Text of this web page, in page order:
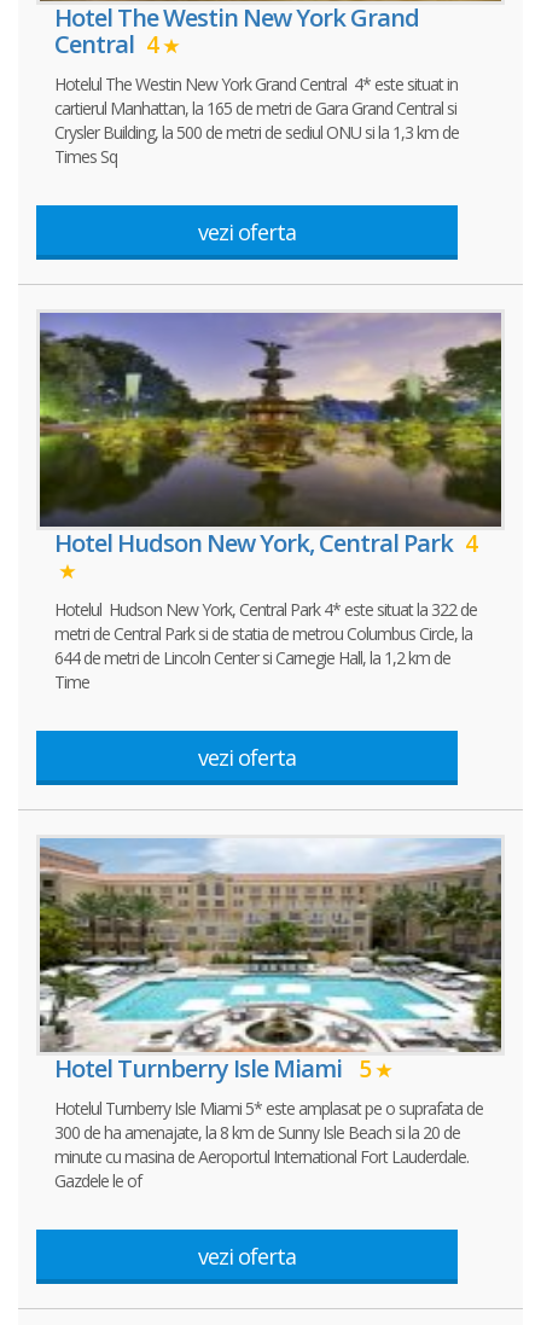
Hotel The Westin New York Grand
Central 4
Hotelul The Westin New York Grand Central 4* este situat in
cartierul Manhattan, la 165 de metri de Gara Grand Central si
Crysler Building, la 500 de metri de sediul ONU si la 1,3 km de
Times Sq
vezi oferta
Hotel Hudson New York, Central Park 4
Hotelul Hudson New York, Central Park 4* este situat la 322 de
metri de Central Park si de statia de metrou Columbus Circle, la
644 de metri de Lincoln Center si Carnegie Hall, la 1,2 km de
Time
vezi oferta
Hotel Turnberry Isle Miami 5
Hotelul Turnberry Isle Miami 5* este amplasat pe o suprafata de
300 de ha amenajate, la 8 km de Sunny Isle Beach si la 20 de
minute cu masina de Aeroportul International Fort Lauderdale.
Gazdele le of
vezi oferta